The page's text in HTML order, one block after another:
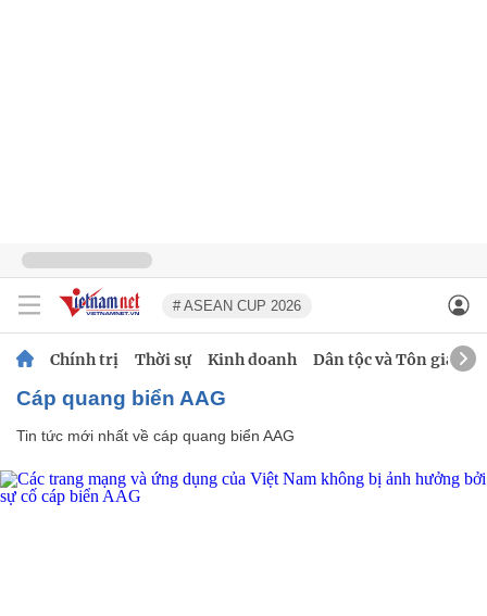
# ASEAN CUP 2026
Chính trị Thời sự Kinh doanh Dân tộc và Tôn giáo
cáp quang biển AAG
Tin tức mới nhất về cáp quang biển AAG